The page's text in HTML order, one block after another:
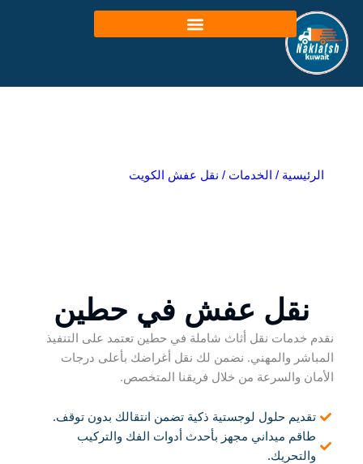
إلى
المحتوى
الرئيسية / الخدمات / نقل عفش الكويت
نقل عفش في حطين
نقدم خدمات نقل أثاث شاملة في حطين تعتمد على التنفيذ
المباشر والمهني. نضمن لك نقل أغراضك بأعلى درجات
الأمان والسرعة من خلال فريقنا المتخصص.
تقديم حلول لوجستية ذكية تضمن انتقالك بدون توقف.
طاقم ميداني مجهز بأحدث أدوات الفك والتركيب
والتحريك.